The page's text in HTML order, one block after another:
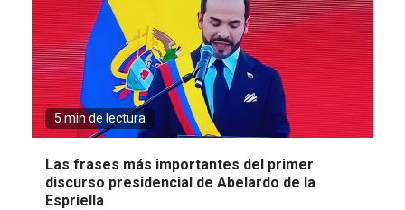
5 min de lectura
Las frases más importantes del primer
discurso presidencial de Abelardo de la
Espriella